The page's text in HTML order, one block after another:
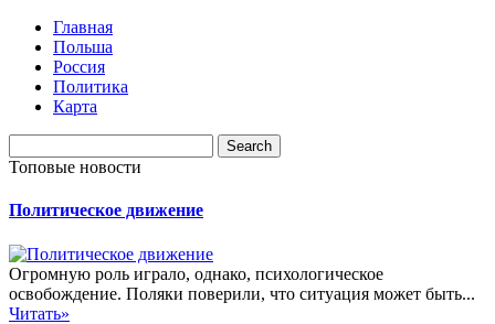
Главная
Польша
Россия
Политика
Карта
Топовые новости
Политическое движение
Огромную роль играло, однако, психологическое
освобождение. Поляки поверили, что ситуация может быть...
Читать»